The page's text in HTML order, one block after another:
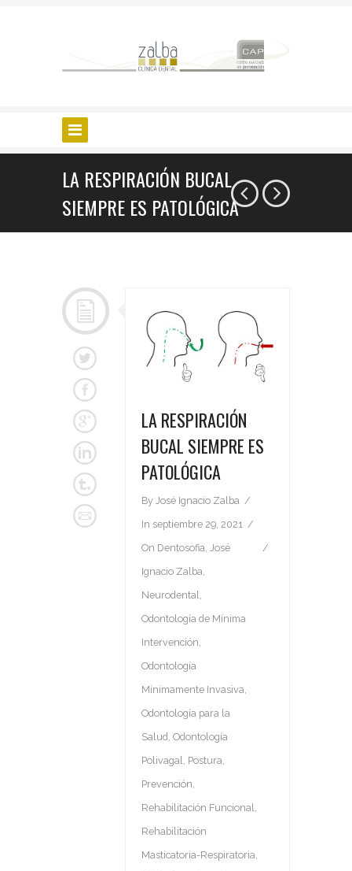
LA RESPIRACIÓN BUCAL
SIEMPRE ES PATOLÓGICA
LA RESPIRACIÓN
BUCAL SIEMPRE ES
PATOLÓGICA
By José Ignacio Zalba
In septiembre 29, 2021
On Dentosofia
José
Ignacio Zalba
Neurodental
Odontología de Mínima
Intervención
Odontología
Mínimamente Invasiva
Odontología para la
Salud Odontología
Polivagal
Postura
Prevención
Rehabilitación Funcional
Rehabilitación
Masticatoria-Respiratoria